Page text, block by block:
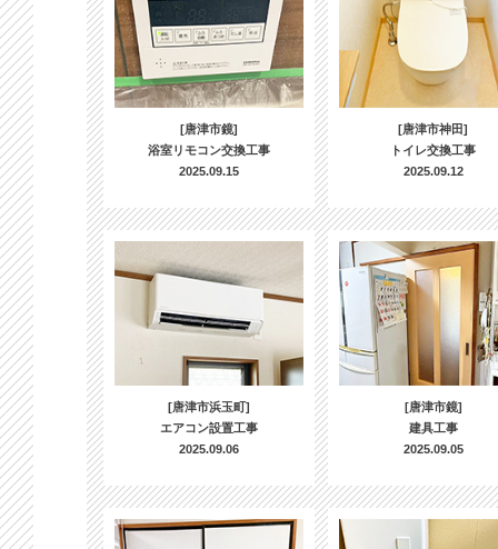
[唐津市鏡]
浴室リモコン交換工事
2025.09.15
[唐津市神田]
トイレ交換工事
2025.09.12
[唐津市浜玉町]
エアコン設置工事
2025.09.06
[唐津市鏡]
建具工事
2025.09.05